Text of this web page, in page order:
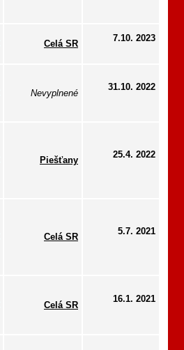
Celá SR
7.10. 2023
Nevyplnené
31.10. 2022
Piešťany
25.4. 2022
Celá SR
5.7. 2021
Celá SR
16.1. 2021